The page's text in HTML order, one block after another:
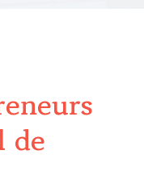
de